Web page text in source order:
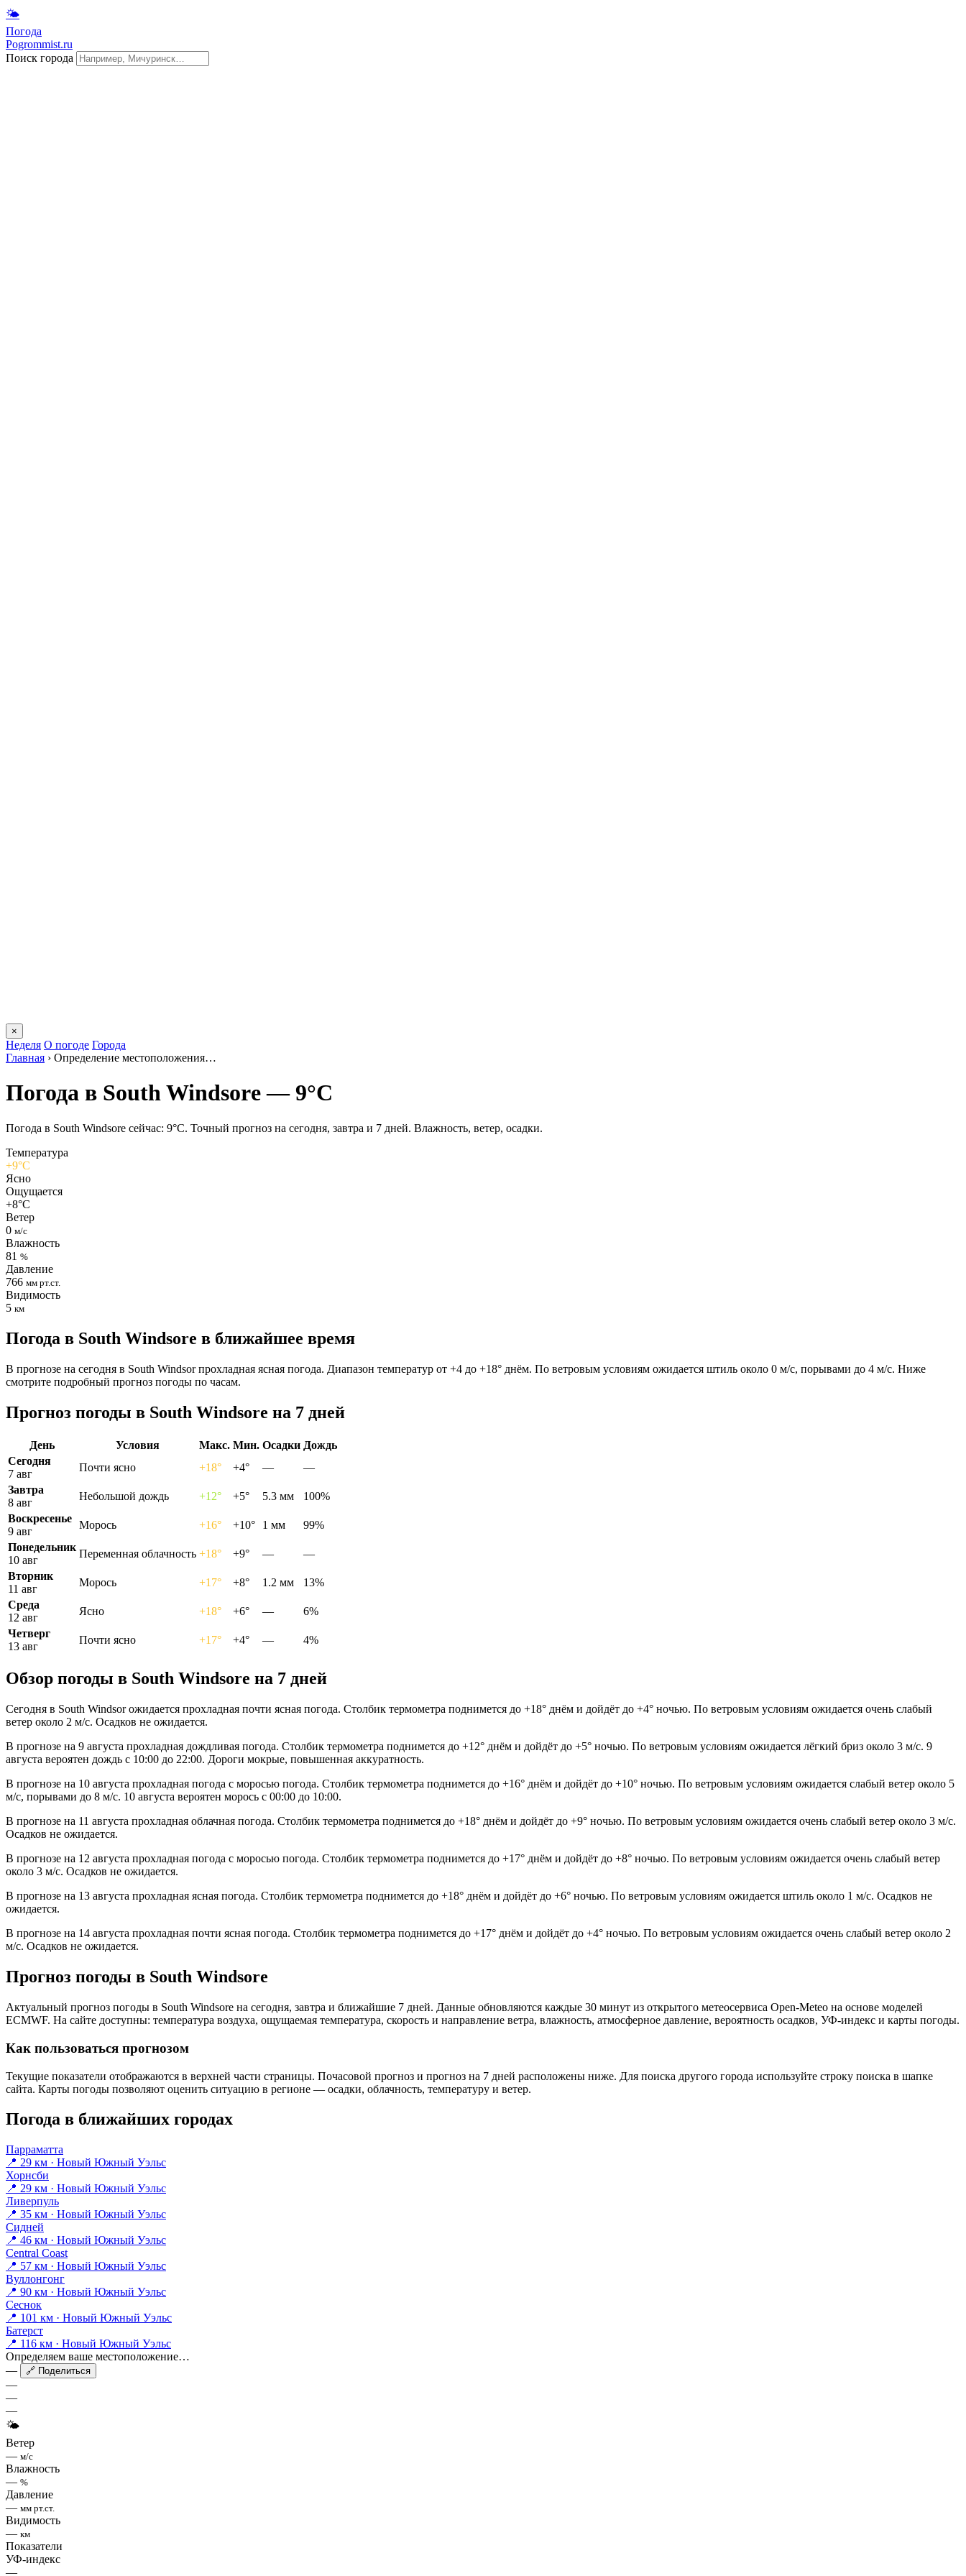
🌤
Погода
Pogrommist.ru
Поиск города
×
Неделя О погоде Города
Главная › Определение местоположения…
Погода в South Windsorе — 9°C
Погода в South Windsorе сейчас: 9°C. Точный прогноз на сегодня, завтра и 7 дней. Влажность, ветер, осадки.
Температура
+9°C
Ясно
Ощущается
+8°C
Ветер
0 м/с
Влажность
81 %
Давление
766 мм рт.ст.
Видимость
5 км
Погода в South Windsorе в ближайшее время
В прогнозе на сегодня в South Windsor прохладная ясная погода. Диапазон температур от +4 до +18° днём. По ветровым условиям ожидается штиль около 0 м/с, порывами до 4 м/с. Ниже
смотрите подробный прогноз погоды по часам.
Прогноз погоды в South Windsorе на 7 дней
День Условия Макс. Мин. Осадки Дождь
Сегодня
7 авг
Почти ясно +18° +4° —
—
Завтра
8 авг
Небольшой дождь +12° +5° 5.3 мм
100%
Воскресенье
9 авг
Морось +16° +10° 1 мм
99%
Понедельник
10 авг
Переменная облачность +18° +9° —
—
Вторник
11 авг
Морось +17° +8° 1.2 мм
13%
Среда
12 авг
Ясно +18° +6° —
6%
Четверг
13 авг
Почти ясно +17° +4° — 4%
Обзор погоды в South Windsorе на 7 дней
Сегодня в South Windsor ожидается прохладная почти ясная погода. Столбик термометра поднимется до +18° днём и дойдёт до +4° ночью. По ветровым условиям ожидается очень слабый
ветер около 2 м/с. Осадков не ожидается.
В прогнозе на 9 августа прохладная дождливая погода. Столбик термометра поднимется до +12° днём и дойдёт до +5° ночью. По ветровым условиям ожидается лёгкий бриз около 3 м/с. 9
августа вероятен дождь с 10:00 до 22:00. Дороги мокрые, повышенная аккуратность.
В прогнозе на 10 августа прохладная погода с моросью погода. Столбик термометра поднимется до +16° днём и дойдёт до +10° ночью. По ветровым условиям ожидается слабый ветер около 5
м/с, порывами до 8 м/с. 10 августа вероятен морось с 00:00 до 10:00.
В прогнозе на 11 августа прохладная облачная погода. Столбик термометра поднимется до +18° днём и дойдёт до +9° ночью. По ветровым условиям ожидается очень слабый ветер около 3 м/с.
Осадков не ожидается.
В прогнозе на 12 августа прохладная погода с моросью погода. Столбик термометра поднимется до +17° днём и дойдёт до +8° ночью. По ветровым условиям ожидается очень слабый ветер
около 3 м/с. Осадков не ожидается.
В прогнозе на 13 августа прохладная ясная погода. Столбик термометра поднимется до +18° днём и дойдёт до +6° ночью. По ветровым условиям ожидается штиль около 1 м/с. Осадков не
ожидается.
В прогнозе на 14 августа прохладная почти ясная погода. Столбик термометра поднимется до +17° днём и дойдёт до +4° ночью. По ветровым условиям ожидается очень слабый ветер около 2
м/с. Осадков не ожидается.
Прогноз погоды в South Windsorе
Актуальный прогноз погоды в South Windsorе на сегодня, завтра и ближайшие 7 дней. Данные обновляются каждые 30 минут из открытого метеосервиса Open-Meteo на основе моделей
ECMWF. На сайте доступны: температура воздуха, ощущаемая температура, скорость и направление ветра, влажность, атмосферное давление, вероятность осадков, УФ-индекс и карты погоды.
Как пользоваться прогнозом
Текущие показатели отображаются в верхней части страницы. Почасовой прогноз и прогноз на 7 дней расположены ниже. Для поиска другого города используйте строку поиска в шапке
сайта. Карты погоды позволяют оценить ситуацию в регионе — осадки, облачность, температуру и ветер.
Погода в ближайших городах
Парраматта
📍 29 км · Новый Южный Уэльс
Хорнсби
📍 29 км · Новый Южный Уэльс
Ливерпуль
📍 35 км · Новый Южный Уэльс
Сидней
📍 46 км · Новый Южный Уэльс
Central Coast
📍 57 км · Новый Южный Уэльс
Вуллонгонг
📍 90 км · Новый Южный Уэльс
Сеснок
📍 101 км · Новый Южный Уэльс
Батерст
📍 116 км · Новый Южный Уэльс
Определяем ваше местоположение…
—
🔗 Поделиться
—
—
—
🌤
Ветер
— м/с
Влажность
— %
Давление
— мм рт.ст.
Видимость
— км
Показатели
УФ-индекс
—